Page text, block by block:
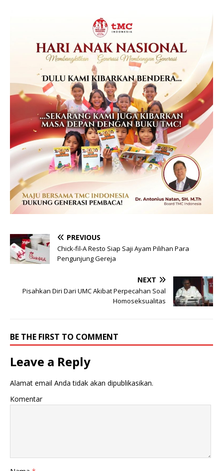
PREVIOUS
Chick-fil-A Resto Siap Saji Ayam Pilihan Para
Pengunjung Gereja
NEXT
Pisahkan Diri Dari UMC Akibat Perpecahan Soal
Homoseksualitas
BE THE FIRST TO COMMENT
Leave a Reply
Alamat email Anda tidak akan dipublikasikan.
Komentar